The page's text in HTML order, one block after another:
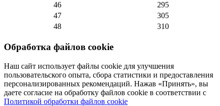
46
295
47
305
48
310
Обработка файлов cookie
Наш сайт использует файлы cookie для улучшения
пользовательского опыта, сбора статистики и предоставления
персонализированных рекомендаций. Нажав «Принять», вы
даете согласие на обработку файлов cookie в соответствии с
Политикой обработки файлов cookie